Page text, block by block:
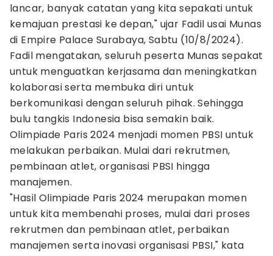
lancar, banyak catatan yang kita sepakati untuk
kemajuan prestasi ke depan," ujar Fadil usai Munas
di Empire Palace Surabaya, Sabtu (10/8/2024).
Fadil mengatakan, seluruh peserta Munas sepakat
untuk menguatkan kerjasama dan meningkatkan
kolaborasi serta membuka diri untuk
berkomunikasi dengan seluruh pihak. Sehingga
bulu tangkis Indonesia bisa semakin baik.
Olimpiade Paris 2024 menjadi momen PBSI untuk
melakukan perbaikan. Mulai dari rekrutmen,
pembinaan atlet, organisasi PBSI hingga
manajemen.
"Hasil Olimpiade Paris 2024 merupakan momen
untuk kita membenahi proses, mulai dari proses
rekrutmen dan pembinaan atlet, perbaikan
manajemen serta inovasi organisasi PBSI," kata